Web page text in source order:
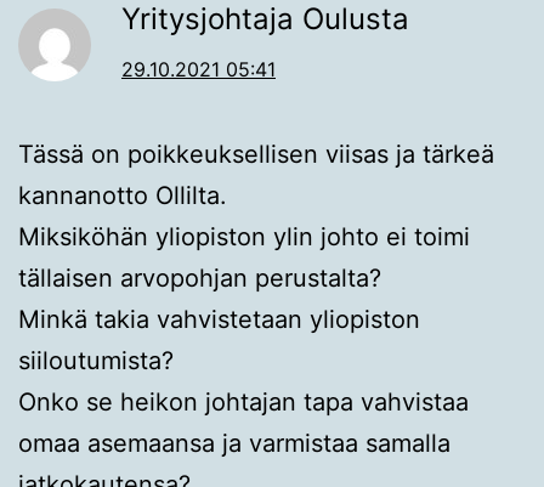
Yritysjohtaja Oulusta
29.10.2021 05:41
Tässä on poikkeuksellisen viisas ja tärkeä
kannanotto Ollilta.
Miksiköhän yliopiston ylin johto ei toimi
tällaisen arvopohjan perustalta?
Minkä takia vahvistetaan yliopiston
siiloutumista?
Onko se heikon johtajan tapa vahvistaa
omaa asemaansa ja varmistaa samalla